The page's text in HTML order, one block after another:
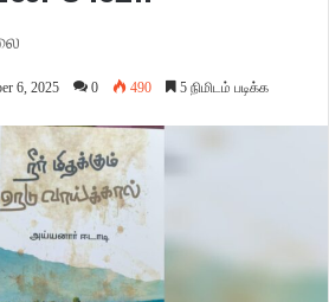
6, 2025 0 490 5 நிமிடம் படிக்க